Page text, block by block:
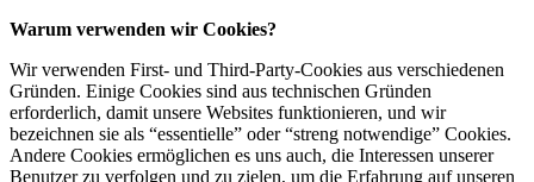
Warum verwenden wir Cookies?
Wir verwenden First- und Third-Party-Cookies aus verschiedenen
Gründen. Einige Cookies sind aus technischen Gründen
erforderlich, damit unsere Websites funktionieren, und wir
bezeichnen sie als “essentielle” oder “streng notwendige” Cookies.
Andere Cookies ermöglichen es uns auch, die Interessen unserer
Benutzer zu verfolgen und zu zielen, um die Erfahrung auf unseren